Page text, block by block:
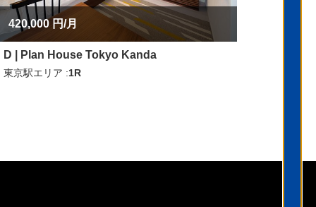
D | Plan House Tokyo Kanda
420,000 円/月
東京駅エリア 1R